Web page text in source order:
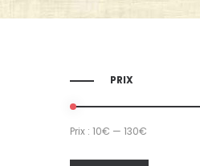
PRIX
Prix : 10€ — 130€